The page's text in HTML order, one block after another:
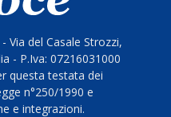
Via del Casale Strozzi,
- P.Iva: 07216031000
questa testata dei
n°250/1990 e
e integrazioni.